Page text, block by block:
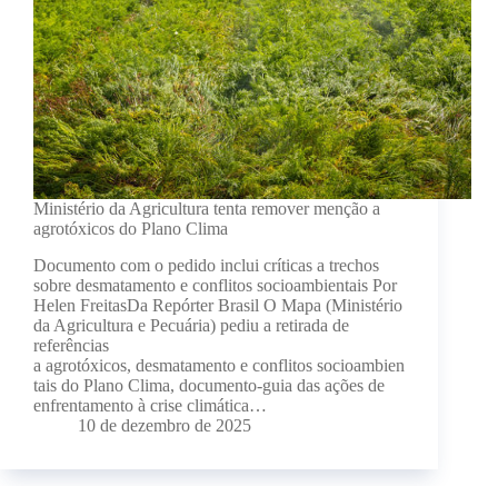
Ministério da Agricultura tenta remover menção a
agrotóxicos do Plano Clima
Documento com o pedido inclui críticas a trechos
sobre desmatamento e conflitos socioambientais Por
Helen FreitasDa Repórter Brasil O Mapa (Ministério
da Agricultura e Pecuária) pediu a retirada de
referências
a agrotóxicos, desmatamento e conflitos socioambien
tais do Plano Clima, documento-guia das ações de
enfrentamento à crise climática…
10 de dezembro de 2025